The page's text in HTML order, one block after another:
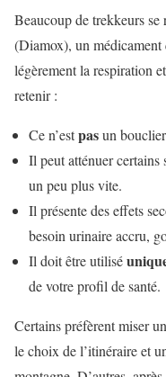
Beaucoup de trekkeurs se
(Diamox), un
légèrement la respiration
retenir :
Ce n’estpasun
Il peut atténuer certains
un peu plus vite.
Il présente des effets
besoin urinaire accru,
Il doit être utilisé
de votre profil de santé.
Certains préfèrent miser
le choix de l’itinéraire et